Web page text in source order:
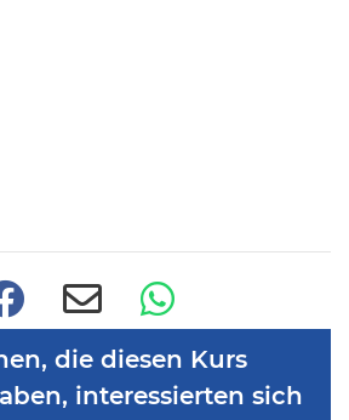
die diesen Kurs
interessierten sich